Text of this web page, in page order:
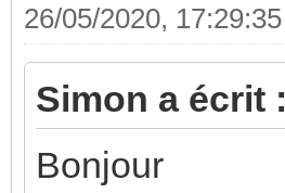
26/05/2020, 17:29:35
Simon a écrit :
Bonjour